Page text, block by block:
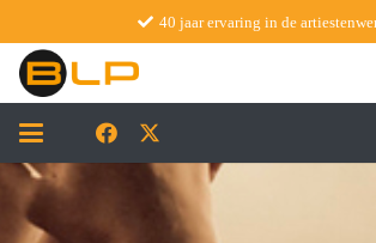
40 jaar ervaring in de